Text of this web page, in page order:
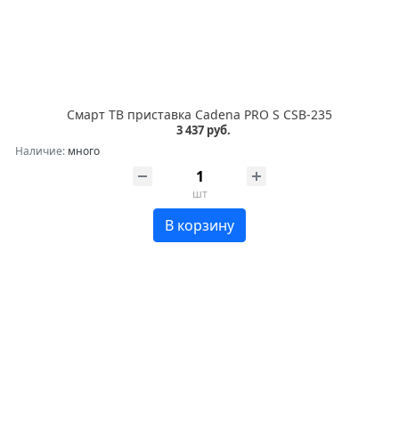
Смарт ТВ приставка Cadena PRO S CSB-235
3 437 руб.
Наличие: много
шт
В корзину